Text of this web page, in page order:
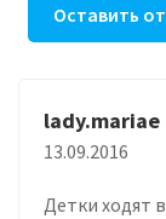
Оставить
lady.mariae
13.09.2016
Детки ходят